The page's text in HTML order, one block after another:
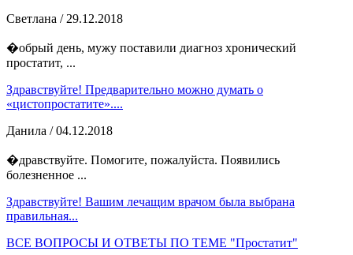
Светлана / 29.12.2018
�обрый день, мужу поставили диагноз хронический
простатит, ...
Здравствуйте! Предварительно можно думать о
«цистопростатите»....
Данила / 04.12.2018
�дравствуйте. Помогите, пожалуйста. Появились
болезненное ...
Здравствуйте! Вашим лечащим врачом была выбрана
правильная...
ВСЕ ВОПРОСЫ И ОТВЕТЫ ПО ТЕМЕ "Простатит"